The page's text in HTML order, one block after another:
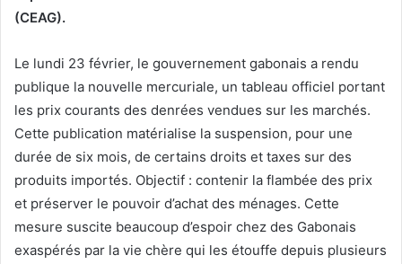
(CEAG).
Le lundi 23 février, le gouvernement gabonais a rendu
publique la nouvelle mercuriale, un tableau officiel portant
les prix courants des denrées vendues sur les marchés.
Cette publication matérialise la suspension, pour une
durée de six mois, de certains droits et taxes sur des
produits importés. Objectif : contenir la flambée des prix
et préserver le pouvoir d’achat des ménages. Cette
mesure suscite beaucoup d’espoir chez des Gabonais
exaspérés par la vie chère qui les étouffe depuis plusieurs